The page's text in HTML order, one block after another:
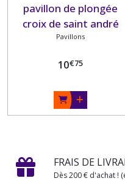
pavillon de plongée
croix de saint andré
Pavillons
10€75
FRAIS DE
Dès 200 € d'achat !